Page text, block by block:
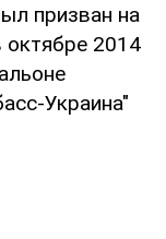
призван на
октябре 2014
Украина"